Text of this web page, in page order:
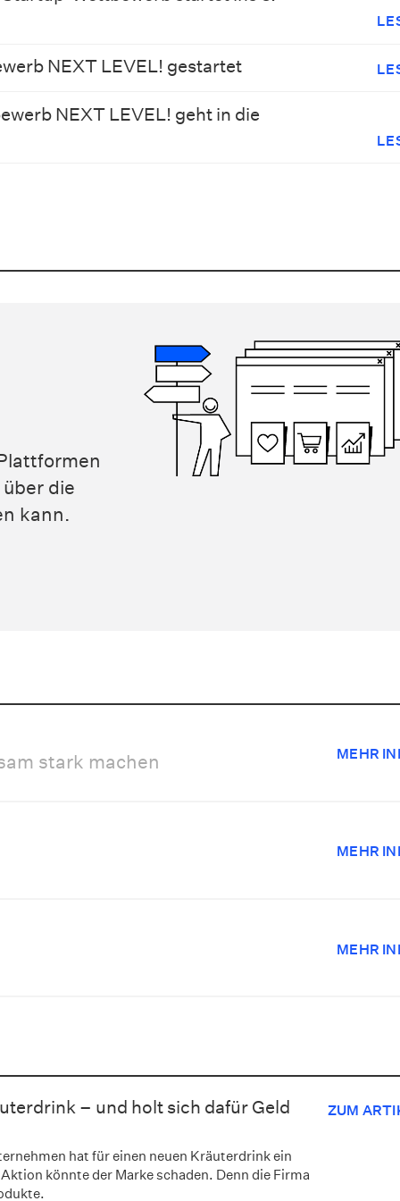
NEXT LEVEL! gestartet
NEXT LEVEL! geht in die
die
kann.
stark machen MEHR
MEHR
MEHR
– und holt sich dafür Geld
hat für einen neuen Kräuterdrink ein
könnte der Marke schaden. Denn die Firma
ZUM